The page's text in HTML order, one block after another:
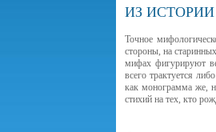
ИЗ ИСТОРИИ
Точное
стороны, на
мифах фигурируют
всего трактуется
как монограмма же,
стихий на тех, кто